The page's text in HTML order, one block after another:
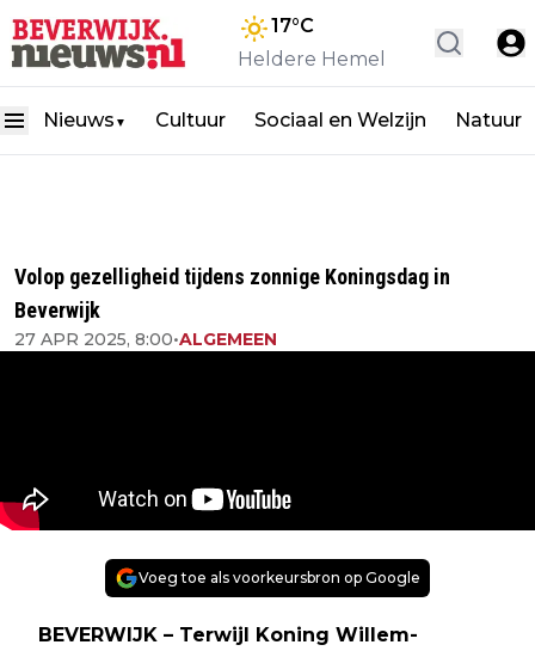
17°C
Heldere Hemel
Nieuws ▼ Cultuur Sociaal en Welzijn Natuur
Volop gezelligheid tijdens zonnige Koningsdag in
Beverwijk
27 APR 2025, 8:00•ALGEMEEN
Voeg toe als voorkeursbron op Google
BEVERWIJK – Terwijl Koning Willem-